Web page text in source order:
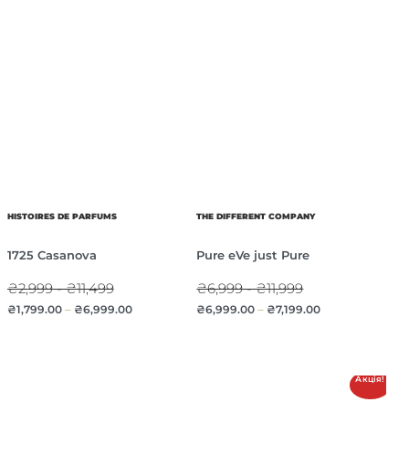
HISTOIRES DE PARFUMS
1725 Casanova
₴2,999 - ₴11,499
₴1,799.00– ₴6,999.00
THE DIFFERENT COMPANY
Pure eVe just Pure
₴6,999 - ₴11,999
₴6,999.00 – ₴7,199.00
Акція!